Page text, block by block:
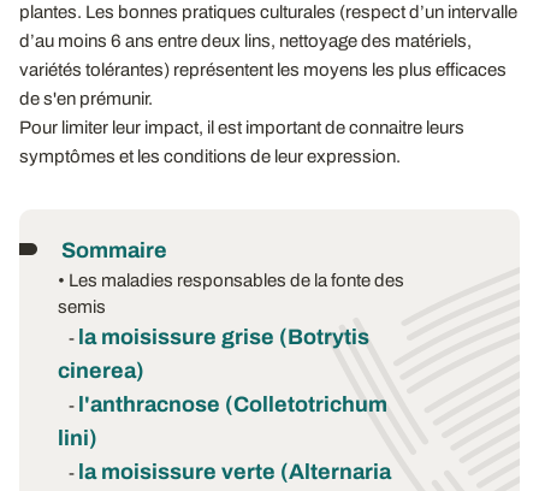
plantes. Les bonnes pratiques culturales (respect d’un intervalle
d’au moins 6 ans entre deux lins, nettoyage des matériels,
variétés tolérantes) représentent les moyens les plus efficaces
de s'en prémunir.
Pour limiter leur impact, il est important de connaitre leurs
symptômes et les conditions de leur expression.
Sommaire
• Les maladies responsables de la fonte des
semis
- la moisissure grise (Botrytis
cinerea)
- l'anthracnose (Colletotrichum
lini)
- la moisissure verte (Alternaria